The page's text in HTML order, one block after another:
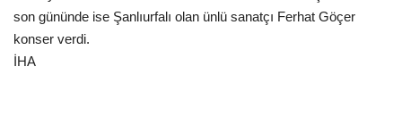
son gününde ise Şanlıurfalı olan ünlü sanatçı Ferhat Göçer
konser verdi.
İHA